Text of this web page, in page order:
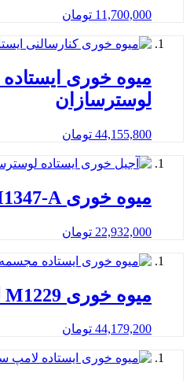
11,700,000 تومان
لوسترسازان
44,155,800 تومان
میوه خوری M1347-A لوسترسازان
22,932,000 تومان
میوه خوری M1229 لوسترسازان
44,179,200 تومان